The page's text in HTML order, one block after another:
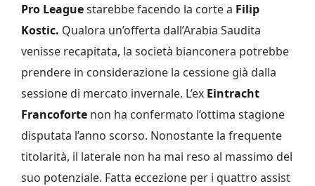
Pro Leaguestarebbe facendo la corte a Filip
Kostic. Qualora un’offerta dall’Arabia Saudita
venisse recapitata, la società bianconera potrebbe
prendere in considerazione la cessione già dalla
sessione di mercato invernale. L’ex Eintracht
Francoforte non ha confermato l’ottima stagione
disputata l’anno scorso. Nonostante la frequente
titolarità, il laterale non ha mai reso al massimo del
suo potenziale. Fatta eccezione per i quattro assist